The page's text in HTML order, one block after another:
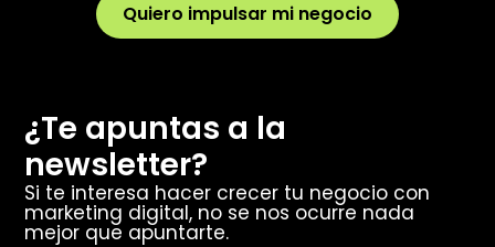
Quiero impulsar mi negocio
¿Te apuntas a la
newsletter?
Si te interesa hacer crecer tu negocio con
marketing digital, no se nos ocurre nada
mejor que apuntarte.